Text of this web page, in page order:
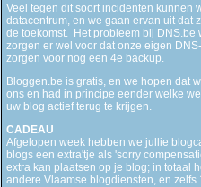
Veel tegen dit soort incidenten kunnen
datacentrum, en we gaan ervan uit dat
de toekomst. Het probleem bij
zorgen er wel voor dat onze eigen
zorgen voor nog een 4e backup.
Bloggen.be is gratis, en we hopen dat
ons en had in principe eender welke
uw blog actief terug te krijgen.
CADEAU
Afgelopen week hebben we jullie
blogs een extra'tje als 'sorry
extra kan plaatsen op je blog; in totaal
andere Vlaamse blogdiensten, en zelfs